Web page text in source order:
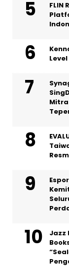
FLIN
Level
Mitra
Jazz